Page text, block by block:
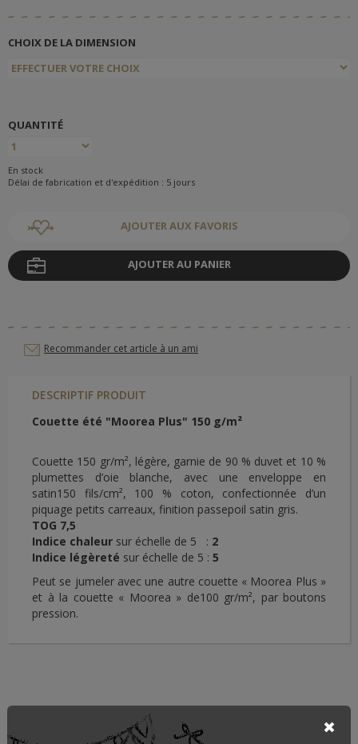
CHOIX DE LA DIMENSION
QUANTITÉ
En stock
Délai de fabrication et d'expédition : 5 jours
AJOUTER AUX FAVORIS
AJOUTER AU PANIER
Recommander cet article à un ami
DESCRIPTIF PRODUIT
Couette été "Moorea Plus" 150 g/m²
Couette 150 gr/m², légère, garnie de 90 % duvet et 10 %
plumettes d’oie blanche, avec une enveloppe en
satin150 fils/cm², 100 % coton, confectionnée d’un
piquage petits carreaux, finition passepoil satin gris.
TOG 7,5
Indice chaleur sur échelle de 5 : 2
Indice légèreté sur échelle de 5 : 5
Peut se jumeler avec une autre couette « Moorea Plus »
et à la couette « Moorea » de100 gr/m², par boutons
pression.